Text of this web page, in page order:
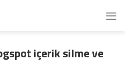
içerik silme ve